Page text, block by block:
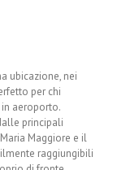
ubicazione, nei
per chi
in aeroporto.
principali
Maggiore e il
raggiungibili